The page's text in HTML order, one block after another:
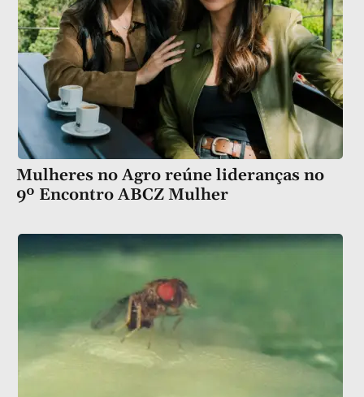
Mulheres no Agro reúne lideranças no
9º Encontro ABCZ Mulher